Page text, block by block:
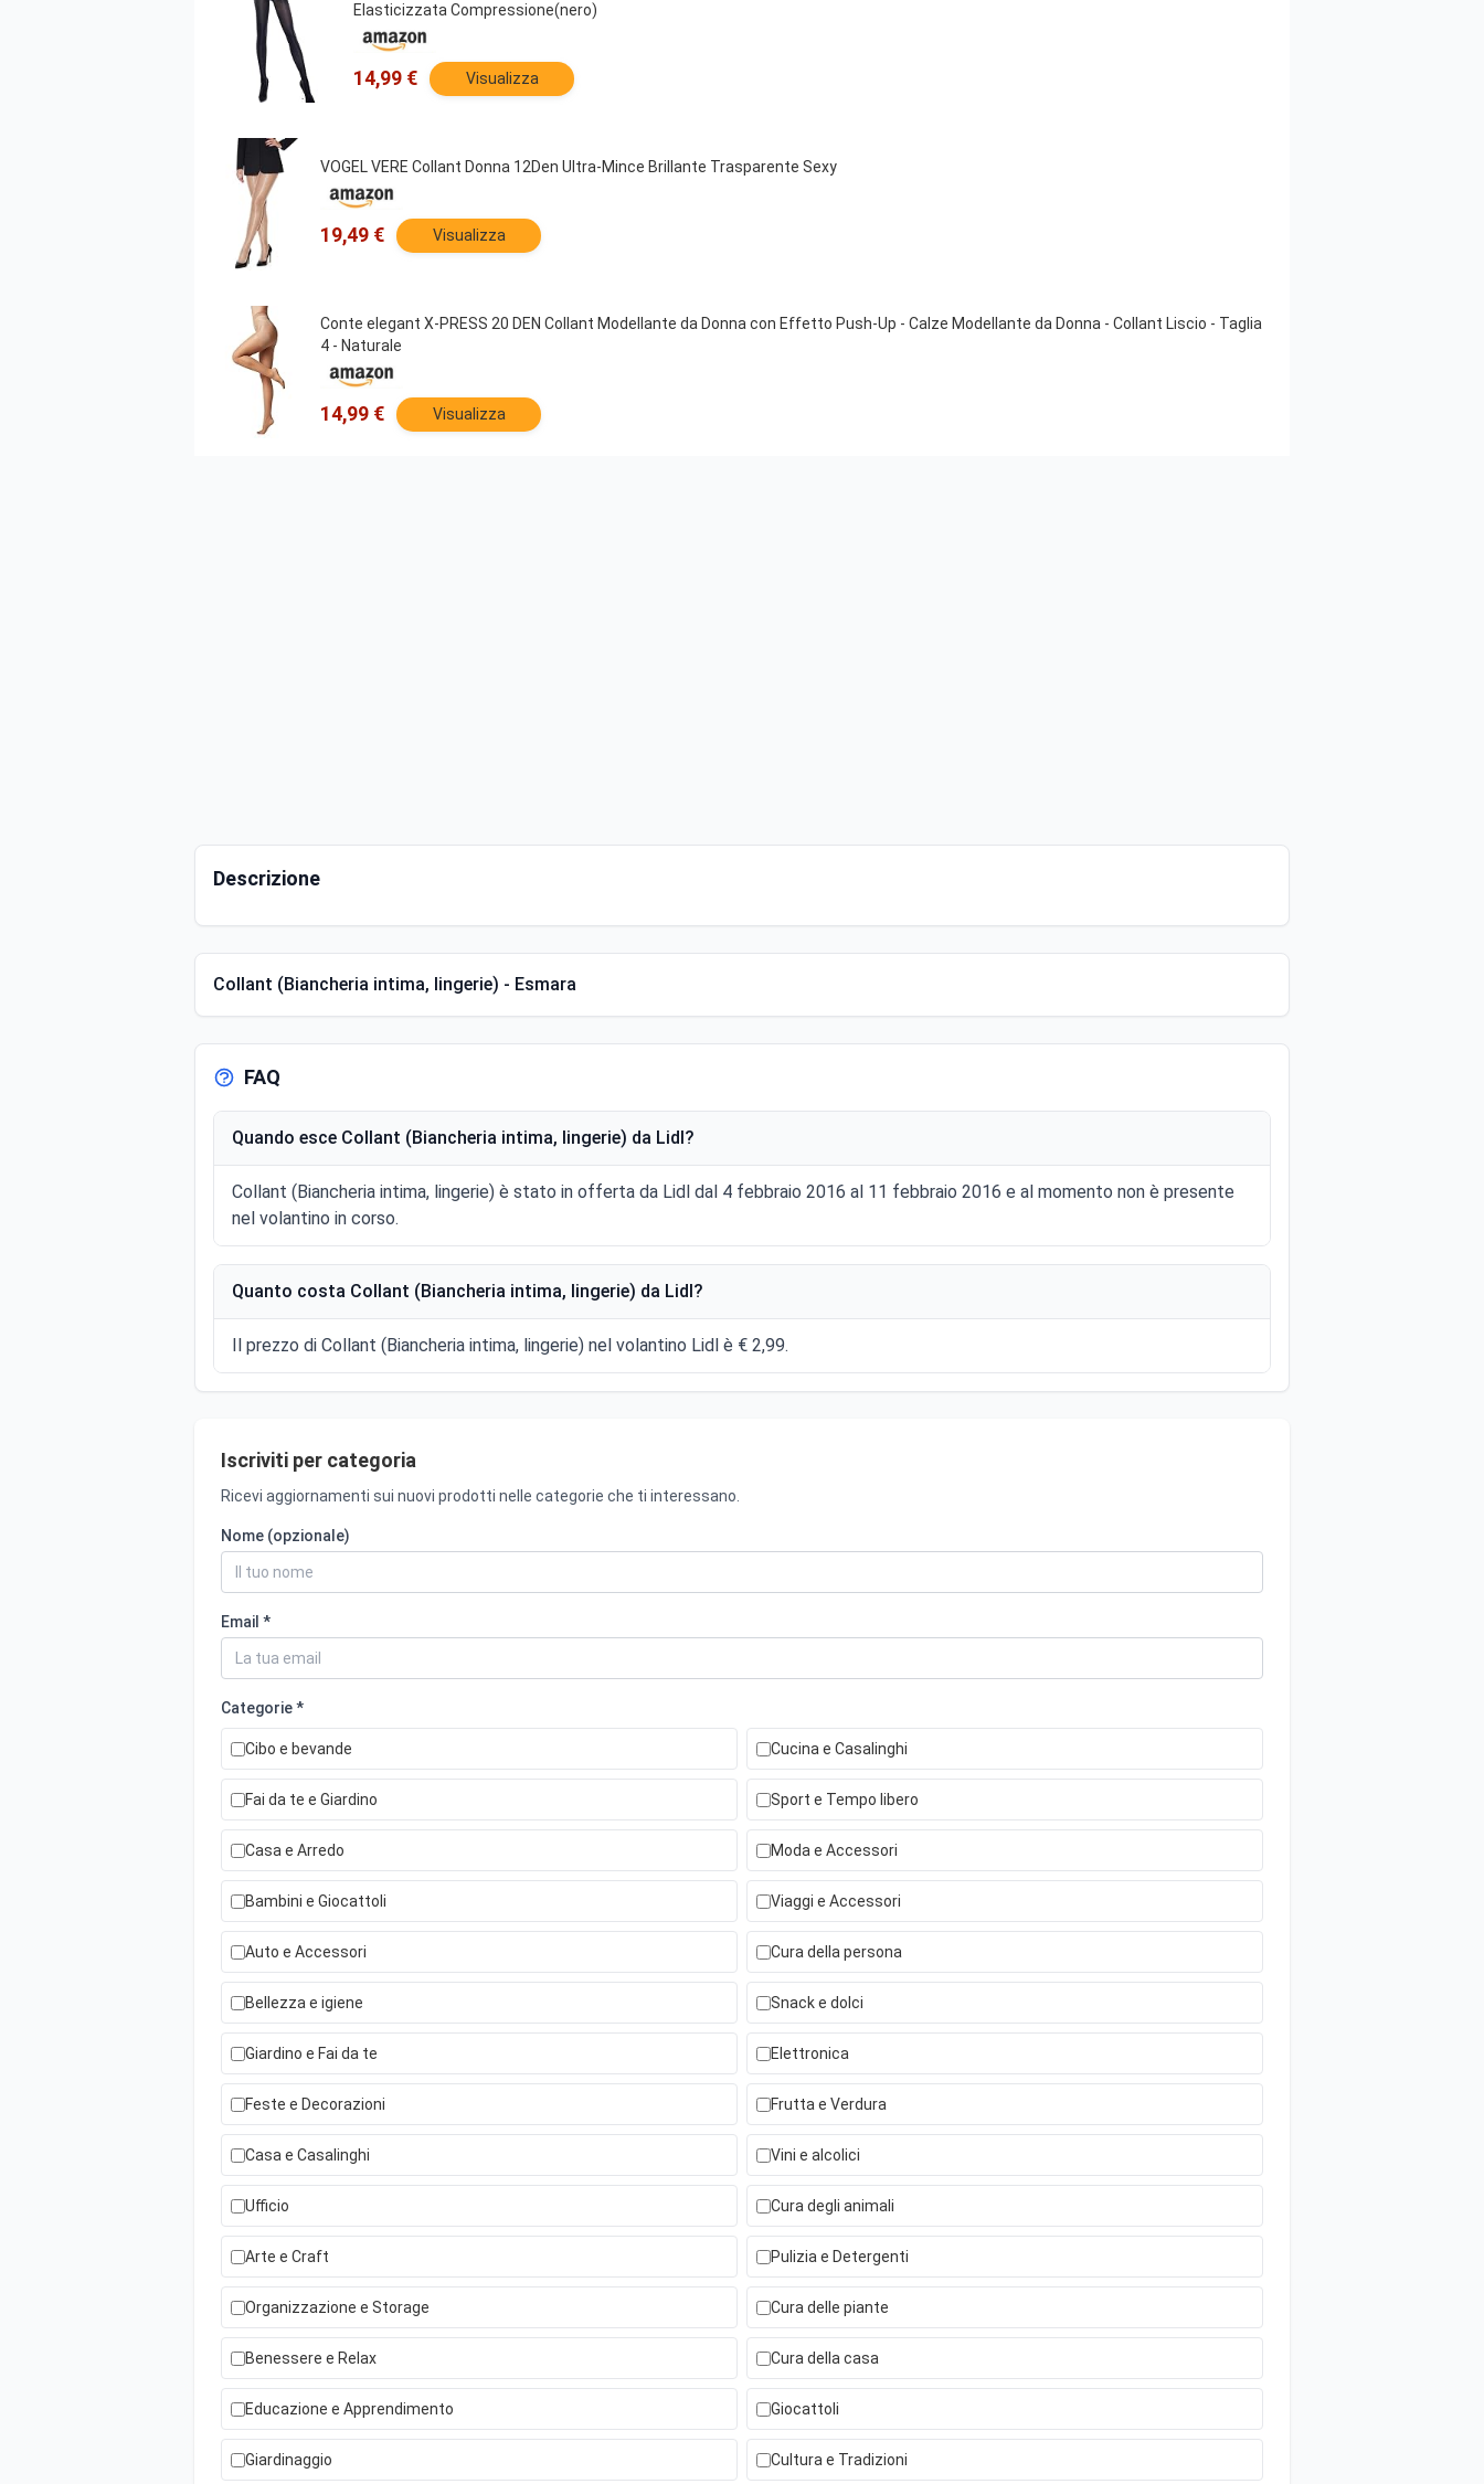
Elasticizzata Compressione(nero)
14,99 € Visualizza
VOGEL VERE Collant Donna 12Den Ultra-Mince Brillante Trasparente Sexy
19,49 € Visualizza
Conte elegant X-PRESS 20 DEN Collant Modellante da Donna con Effetto Push-Up - Calze Modellante da Donna - Collant Liscio - Taglia
4 - Naturale
14,99 € Visualizza
Descrizione
Collant (Biancheria intima, lingerie) - Esmara
FAQ
Quando esce Collant (Biancheria intima, lingerie) da Lidl?
Collant (Biancheria intima, lingerie) è stato in offerta da Lidl dal 4 febbraio 2016 al 11 febbraio 2016 e al momento non è presente
nel volantino in corso.
Quanto costa Collant (Biancheria intima, lingerie) da Lidl?
Il prezzo di Collant (Biancheria intima, lingerie) nel volantino Lidl è € 2,99.
Iscriviti per categoria
Ricevi aggiornamenti sui nuovi prodotti nelle categorie che ti interessano.
Nome (opzionale)
Email *
Categorie *
Cibo e bevande Cucina e Casalinghi
Fai da te e Giardino Sport e Tempo libero
Casa e Arredo Moda e Accessori
Bambini e Giocattoli Viaggi e Accessori
Auto e Accessori Cura della persona
Bellezza e igiene Snack e dolci
Giardino e Fai da te Elettronica
Feste e Decorazioni Frutta e Verdura
Casa e Casalinghi Vini e alcolici
Ufficio Cura degli animali
Arte e Craft Pulizia e Detergenti
Organizzazione e Storage Cura delle piante
Benessere e Relax Cura della casa
Educazione e Apprendimento Giocattoli
Giardinaggio Cultura e Tradizioni